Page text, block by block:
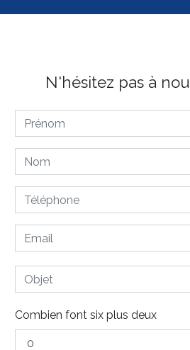
N'hésitez pas à
Combien font six plus deux